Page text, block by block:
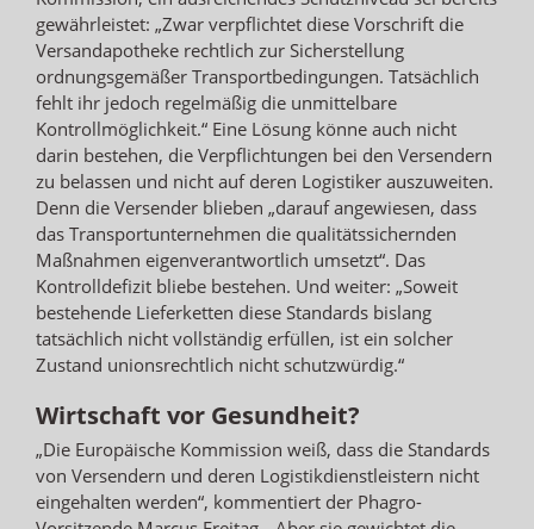
gewährleistet: „Zwar verpflichtet diese Vorschrift die
Versandapotheke rechtlich zur Sicherstellung
ordnungsgemäßer Transportbedingungen. Tatsächlich
fehlt ihr jedoch regelmäßig die unmittelbare
Kontrollmöglichkeit.“ Eine Lösung könne auch nicht
darin bestehen, die Verpflichtungen bei den Versendern
zu belassen und nicht auf deren Logistiker auszuweiten.
Denn die Versender blieben „darauf angewiesen, dass
das Transportunternehmen die qualitätssichernden
Maßnahmen eigenverantwortlich umsetzt“. Das
Kontrolldefizit bliebe bestehen. Und weiter: „Soweit
bestehende Lieferketten diese Standards bislang
tatsächlich nicht vollständig erfüllen, ist ein solcher
Zustand unionsrechtlich nicht schutzwürdig.“
Wirtschaft vor Gesundheit?
„Die Europäische Kommission weiß, dass die Standards
von Versendern und deren Logistikdienstleistern nicht
eingehalten werden“, kommentiert der Phagro-